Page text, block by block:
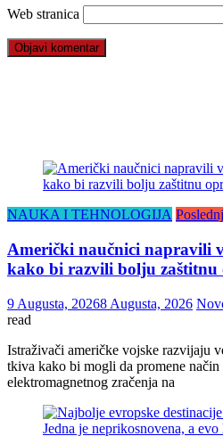
Web stranica
NAUKA I TEHNOLOGIJA
Američki naučnici napravili
kako bi razvili bolju zaštitnu
9 Augusta, 20268 Augusta, 2026
read
Istraživači američke vojske razvijaju
tkiva kako bi mogli da promene
elektromagnetnog zračenja na